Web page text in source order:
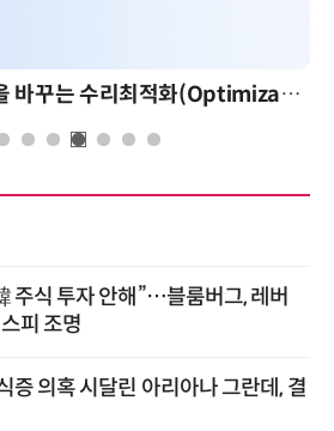
AI 시대의 의사결정을 바꾸는 수리최적화(Optimization): 실제 산업 적용 사례와 활용 전략
주식 투자 안해”…블룸버그, 레버
피 조명
증 의혹 시달린 아리아나 그란데, 결